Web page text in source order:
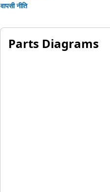
वापसी नीति
Parts Diagrams